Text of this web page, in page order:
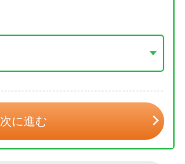
次に進む